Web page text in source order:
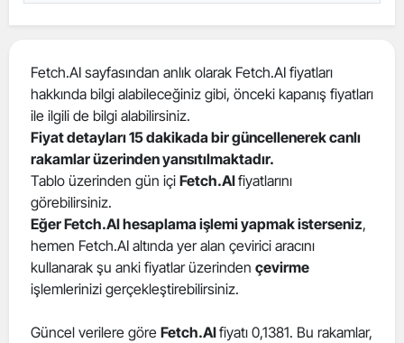
Denizli
Edirne
Elazığ
Erzincan
Eskişehir
Gaziantep
Fetch.AI sayfasından anlık olarak Fetch.AI fiyatları
hakkında bilgi alabileceğiniz gibi, önceki kapanış fiyatları
ile ilgili de bilgi alabilirsiniz.
Fiyat detayları 15 dakikada bir güncellenerek canlı
rakamlar üzerinden yansıtılmaktadır.
Tablo üzerinden gün içi Fetch.AIfiyatlarını
görebilirsiniz.
Eğer Fetch.AI hesaplama işlemi yapmak isterseniz,
hemen Fetch.AI altında yer alan çevirici aracını
kullanarak şu anki fiyatlar üzerinden çevirme
işlemlerinizi gerçekleştirebilirsiniz.
Güncel verilere göre Fetch.AIfiyatı 0,1381. Bu rakamlar,